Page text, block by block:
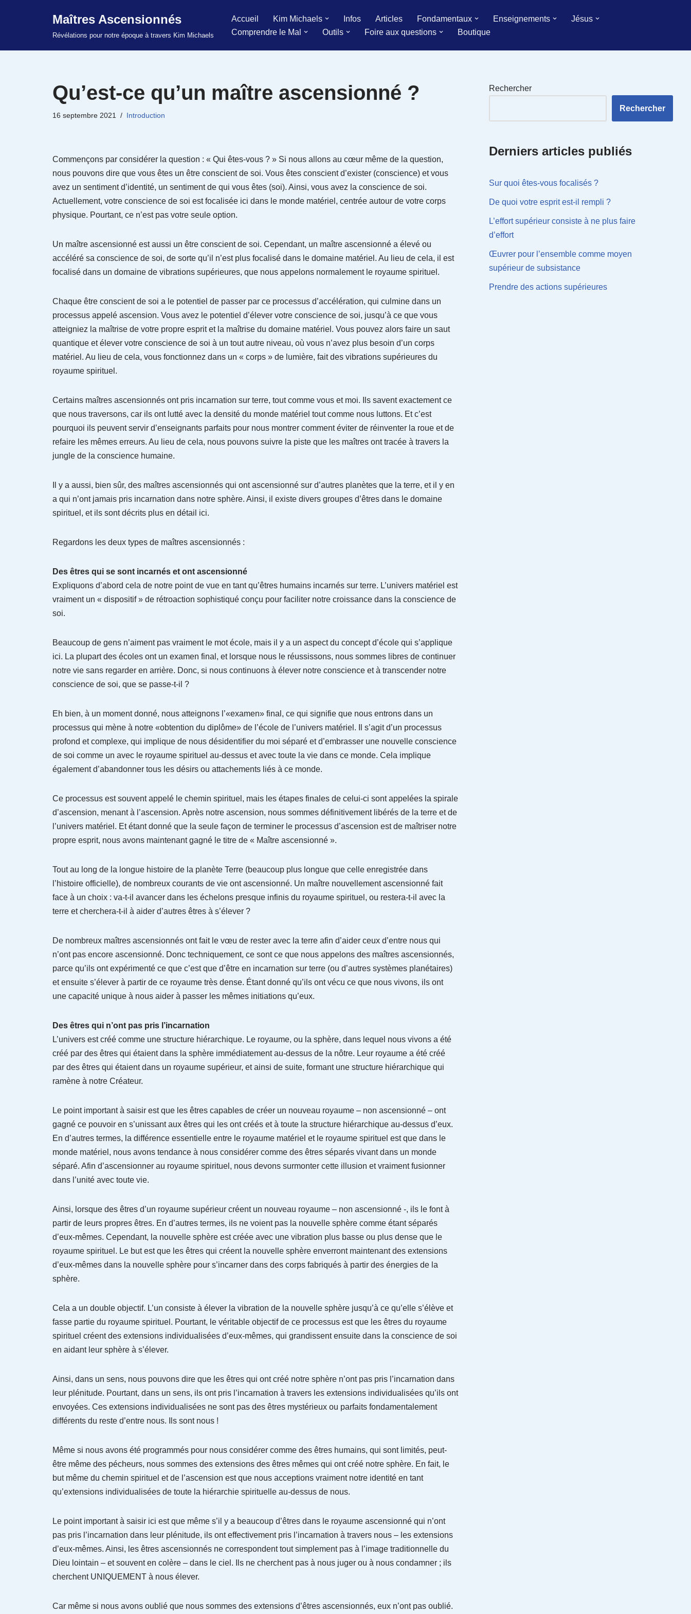
Maîtres Ascensionnés
Révélations pour notre époque à travers Kim Michaels
Accueil Kim Michaels Infos Articles Fondamentaux Enseignements
Jésus
Comprendre le Mal
Outils Foire aux questions Boutique
Qu’est-ce qu’un maître ascensionné ?
16 septembre 2021 Introduction
Commençons par considérer la question : « Qui êtes-vous ? » Si nous allons au cœur même de la question,
nous pouvons dire que vous êtes un être conscient de soi. Vous êtes conscient d’exister (conscience) et vous
avez un sentiment d’identité, un sentiment de qui vous êtes (soi). Ainsi, vous avez la conscience de soi.
Actuellement, votre conscience de soi est focalisée ici dans le monde matériel, centrée autour de votre corps
physique. Pourtant, ce n’est pas votre seule option.
Un maître ascensionné est aussi un être conscient de soi. Cependant, un maître ascensionné a élevé ou
accéléré sa conscience de soi, de sorte qu’il n’est plus focalisé dans le domaine matériel. Au lieu de cela, il est
focalisé dans un domaine de vibrations supérieures, que nous appelons normalement le royaume spirituel.
Chaque être conscient de soi a le potentiel de passer par ce processus d’accélération, qui culmine dans un
processus appelé ascension. Vous avez le potentiel d’élever votre conscience de soi, jusqu’à ce que vous
atteigniez la maîtrise de votre propre esprit et la maîtrise du domaine matériel. Vous pouvez alors faire un saut
quantique et élever votre conscience de soi à un tout autre niveau, où vous n’avez plus besoin d’un corps
matériel. Au lieu de cela, vous fonctionnez dans un « corps » de lumière, fait des vibrations supérieures du
royaume spirituel.
Certains maîtres ascensionnés ont pris incarnation sur terre, tout comme vous et moi. Ils savent exactement ce
que nous traversons, car ils ont lutté avec la densité du monde matériel tout comme nous luttons. Et c’est
pourquoi ils peuvent servir d’enseignants parfaits pour nous montrer comment éviter de réinventer la roue et de
refaire les mêmes erreurs. Au lieu de cela, nous pouvons suivre la piste que les maîtres ont tracée à travers la
jungle de la conscience humaine.
Il y a aussi, bien sûr, des maîtres ascensionnés qui ont ascensionné sur d’autres planètes que la terre, et il y en
a qui n’ont jamais pris incarnation dans notre sphère. Ainsi, il existe divers groupes d’êtres dans le domaine
spirituel, et ils sont décrits plus en détail ici.
Regardons les deux types de maîtres ascensionnés :
Des êtres qui se sont incarnés et ont ascensionné
Expliquons d’abord cela de notre point de vue en tant qu’êtres humains incarnés sur terre. L’univers matériel est
vraiment un « dispositif » de rétroaction sophistiqué conçu pour faciliter notre croissance dans la conscience de
soi.
Beaucoup de gens n’aiment pas vraiment le mot école, mais il y a un aspect du concept d’école qui s’applique
ici. La plupart des écoles ont un examen final, et lorsque nous le réussissons, nous sommes libres de continuer
notre vie sans regarder en arrière. Donc, si nous continuons à élever notre conscience et à transcender notre
conscience de soi, que se passe-t-il ?
Eh bien, à un moment donné, nous atteignons l’«examen» final, ce qui signifie que nous entrons dans un
processus qui mène à notre «obtention du diplôme» de l’école de l’univers matériel. Il s’agit d’un processus
profond et complexe, qui implique de nous désidentifier du moi séparé et d’embrasser une nouvelle conscience
de soi comme un avec le royaume spirituel au-dessus et avec toute la vie dans ce monde. Cela implique
également d’abandonner tous les désirs ou attachements liés à ce monde.
Ce processus est souvent appelé le chemin spirituel, mais les étapes finales de celui-ci sont appelées la spirale
d’ascension, menant à l’ascension. Après notre ascension, nous sommes définitivement libérés de la terre et de
l’univers matériel. Et étant donné que la seule façon de terminer le processus d’ascension est de maîtriser notre
propre esprit, nous avons maintenant gagné le titre de « Maître ascensionné ».
Tout au long de la longue histoire de la planète Terre (beaucoup plus longue que celle enregistrée dans
l’histoire officielle), de nombreux courants de vie ont ascensionné. Un maître nouvellement ascensionné fait
face à un choix : va-t-il avancer dans les échelons presque infinis du royaume spirituel, ou restera-t-il avec la
terre et cherchera-t-il à aider d’autres êtres à s’élever ?
De nombreux maîtres ascensionnés ont fait le vœu de rester avec la terre afin d’aider ceux d’entre nous qui
n’ont pas encore ascensionné. Donc techniquement, ce sont ce que nous appelons des maîtres ascensionnés,
parce qu’ils ont expérimenté ce que c’est que d’être en incarnation sur terre (ou d’autres systèmes planétaires)
et ensuite s’élever à partir de ce royaume très dense. Étant donné qu’ils ont vécu ce que nous vivons, ils ont
une capacité unique à nous aider à passer les mêmes initiations qu’eux.
Des êtres qui n’ont pas pris l’incarnation
L’univers est créé comme une structure hiérarchique. Le royaume, ou la sphère, dans lequel nous vivons a été
créé par des êtres qui étaient dans la sphère immédiatement au-dessus de la nôtre. Leur royaume a été créé
par des êtres qui étaient dans un royaume supérieur, et ainsi de suite, formant une structure hiérarchique qui
ramène à notre Créateur.
Le point important à saisir est que les êtres capables de créer un nouveau royaume – non ascensionné – ont
gagné ce pouvoir en s’unissant aux êtres qui les ont créés et à toute la structure hiérarchique au-dessus d’eux.
En d’autres termes, la différence essentielle entre le royaume matériel et le royaume spirituel est que dans le
monde matériel, nous avons tendance à nous considérer comme des êtres séparés vivant dans un monde
séparé. Afin d’ascensionner au royaume spirituel, nous devons surmonter cette illusion et vraiment fusionner
dans l’unité avec toute vie.
Ainsi, lorsque des êtres d’un royaume supérieur créent un nouveau royaume – non ascensionné -, ils le font à
partir de leurs propres êtres. En d’autres termes, ils ne voient pas la nouvelle sphère comme étant séparés
d’eux-mêmes. Cependant, la nouvelle sphère est créée avec une vibration plus basse ou plus dense que le
royaume spirituel. Le but est que les êtres qui créent la nouvelle sphère enverront maintenant des extensions
d’eux-mêmes dans la nouvelle sphère pour s’incarner dans des corps fabriqués à partir des énergies de la
sphère.
Cela a un double objectif. L’un consiste à élever la vibration de la nouvelle sphère jusqu’à ce qu’elle s’élève et
fasse partie du royaume spirituel. Pourtant, le véritable objectif de ce processus est que les êtres du royaume
spirituel créent des extensions individualisées d’eux-mêmes, qui grandissent ensuite dans la conscience de soi
en aidant leur sphère à s’élever.
Ainsi, dans un sens, nous pouvons dire que les êtres qui ont créé notre sphère n’ont pas pris l’incarnation dans
leur plénitude. Pourtant, dans un sens, ils ont pris l’incarnation à travers les extensions individualisées qu’ils ont
envoyées. Ces extensions individualisées ne sont pas des êtres mystérieux ou parfaits fondamentalement
différents du reste d’entre nous. Ils sont nous !
Même si nous avons été programmés pour nous considérer comme des êtres humains, qui sont limités, peut-
être même des pécheurs, nous sommes des extensions des êtres mêmes qui ont créé notre sphère. En fait, le
but même du chemin spirituel et de l’ascension est que nous acceptions vraiment notre identité en tant
qu’extensions individualisées de toute la hiérarchie spirituelle au-dessus de nous.
Le point important à saisir ici est que même s’il y a beaucoup d’êtres dans le royaume ascensionné qui n’ont
pas pris l’incarnation dans leur plénitude, ils ont effectivement pris l’incarnation à travers nous – les extensions
d’eux-mêmes. Ainsi, les êtres ascensionnés ne correspondent tout simplement pas à l’image traditionnelle du
Dieu lointain – et souvent en colère – dans le ciel. Ils ne cherchent pas à nous juger ou à nous condamner ; ils
cherchent UNIQUEMENT à nous élever.
Car même si nous avons oublié que nous sommes des extensions d’êtres ascensionnés, eux n’ont pas oublié.
Rechercher
Rechercher
Derniers articles publiés
Sur quoi êtes-vous focalisés ?
De quoi votre esprit est-il rempli ?
L’effort supérieur consiste à ne plus faire
d’effort
Œuvrer pour l’ensemble comme moyen
supérieur de subsistance
Prendre des actions supérieures